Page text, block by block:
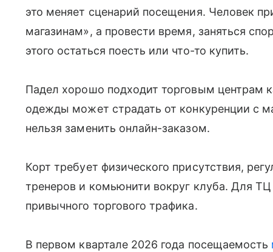
это меняет сценарий посещения. Человек
магазинам», а провести время, заняться
этого остаться поесть или что-то купить.
Падел хорошо подходит торговым центрам
одежды может страдать от конкуренции с
нельзя заменить онлайн-заказом.
Корт требует физического присутствия,
тренеров и комьюнити вокруг клуба. Для
привычного торгового трафика.
В первом квартале 2026 года посещаемость